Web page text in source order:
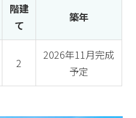
階建
て
築年
2
2026年11月完成
予定